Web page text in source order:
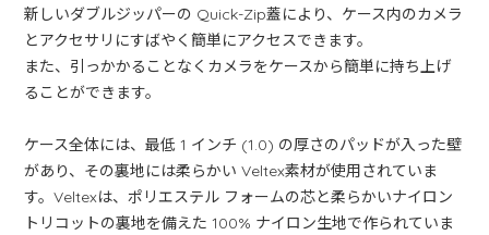
新しいダブルジッパーの Quick-Zip蓋により、ケース内のカメラ
とアクセサリにすばやく簡単にアクセスできます。
また、引っかかることなくカメラをケースから簡単に持ち上げ
ることができます。
ケース全体には、最低 1 インチ (1.0) の厚さのパッドが入った壁
があり、その裏地には柔らかい Veltex素材が使用されていま
す。Veltexは、ポリエステル フォームの芯と柔らかいナイロン
トリコットの裏地を備えた 100% ナイロン生地で作られていま